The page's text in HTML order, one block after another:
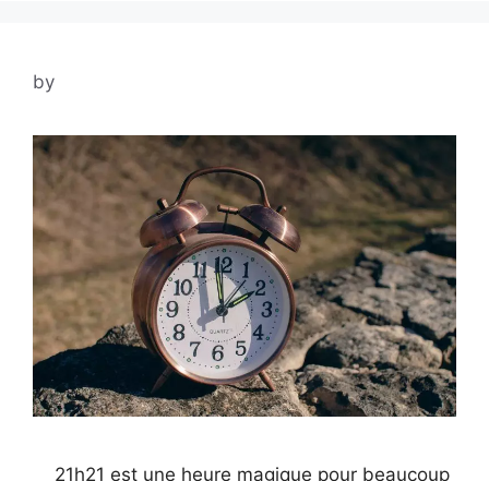
by
21h21 est une heure magique pour beaucoup